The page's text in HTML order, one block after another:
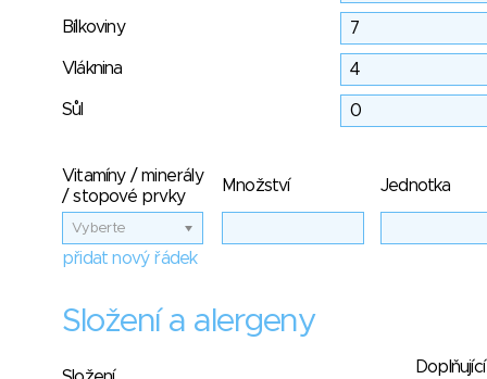
Bílkoviny
Vláknina
Sůl
Vitamíny / minerály
/ stopové prvky
Množství Jednotka
Vyberte
přidat nový řádek
Složení a alergeny
Doplňující